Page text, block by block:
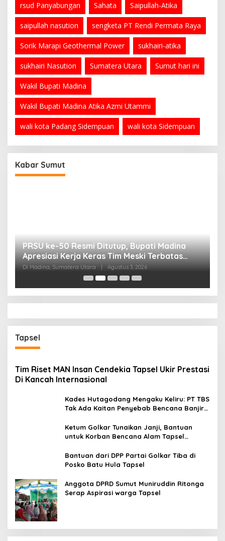
rsud Panyabungan Sahata Saipullah-Atika
saipullah nasution sengketa PT Rendi Permata Raya
Sorik Marapi Geothermal Power sukhairi-atika
sukhairi Nasution Sumatera Utara Sumut hari ini
Wakil Bupati Madina
Wakil Bupati Madina Atika Azmi Utammi
wali kota Padang Sidempuan wali kota Sidempuan
Kabar Sumut
PRSU ke-50 Resmi Ditutup, Bupati Madina
Apresiasi Kerja Keras Tim Meski Terbatas
Anggaran
Di Madina, Sumatera Utara Agustus 3, 2026
Tapsel
Tim Riset MAN Insan Cendekia Tapsel Ukir Prestasi
Di Kancah Internasional
Kades Hutagodang Mengaku Keliru: PT TBS
Tak Ada Kaitan Penyebab Bencana Banjir
Ketum Golkar Tunaikan Janji, Bantuan
untuk Korban Bencana Alam Tapsel
Bantuan dari DPP Partai Golkar Tiba di
Posko Batu Hula Tapsel
Anggota DPRD Sumut Muniruddin Ritonga
Serap Aspirasi warga Tapsel